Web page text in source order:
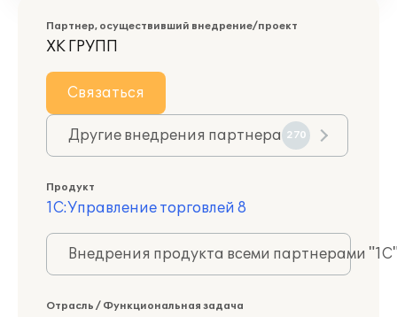
Партнер, осуществивший внедрение/проект
ХК ГРУПП
Связаться
Другие внедрения партнера 270
Продукт
1С:Управление торговлей 8
Внедрения продукта всеми партнерами
Отрасль / Функциональная задача